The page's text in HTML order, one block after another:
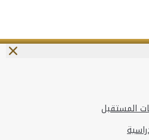
المستقبل